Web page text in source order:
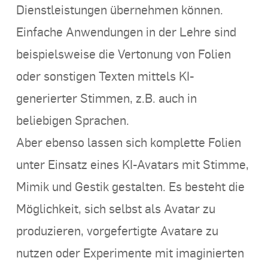
Dienstleistungen übernehmen können.
Einfache Anwendungen in der Lehre sind
beispielsweise die Vertonung von Folien
oder sonstigen Texten mittels KI-
generierter Stimmen, z.B. auch in
beliebigen Sprachen.
Aber ebenso lassen sich komplette Folien
unter Einsatz eines KI-Avatars mit Stimme,
Mimik und Gestik gestalten. Es besteht die
Möglichkeit, sich selbst als Avatar zu
produzieren, vorgefertigte Avatare zu
nutzen oder Experimente mit imaginierten